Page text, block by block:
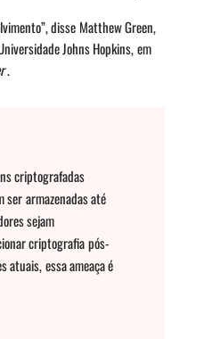
disse Matthew Green,
Johns Hopkins, em
.
criptografadas
ser armazenadas até
sejam
criptografia pós-
atuais, essa ameaça é